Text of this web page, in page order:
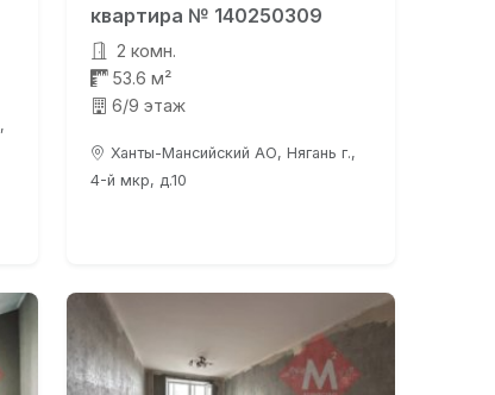
квартира № 140250309
2 комн.
53.6 м²
6/9 этаж
Ханты-Мансийский АО, Нягань г.,
4-й мкр, д.10